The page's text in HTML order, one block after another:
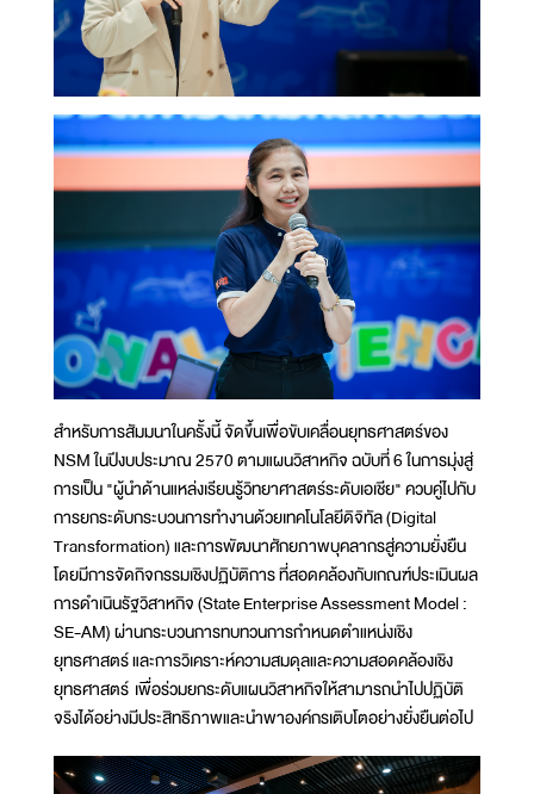
สำหรับการสัมมนาในครั้งนี้ จัดขึ้นเพื่อขับเคลื่อนยุทธศาสตร์ของ
NSM ในปีงบประมาณ 2570 ตามแผนวิสาหกิจ ฉบับที่ 6 ในการมุ่งสู่
การเป็น "ผู้นำด้านแหล่งเรียนรู้วิทยาศาสตร์ระดับเอเชีย" ควบคู่ไปกับ
การยกระดับกระบวนการทำงานด้วยเทคโนโลยีดิจิทัล (Digital
Transformation) และการพัฒนาศักยภาพบุคลากรสู่ความยั่งยืน
โดยมีการจัดกิจกรรมเชิงปฏิบัติการ ที่สอดคล้องกับเกณฑ์ประเมินผล
การดำเนินรัฐวิสาหกิจ (State Enterprise Assessment Model :
SE-AM) ผ่านกระบวนการทบทวนการกำหนดตำแหน่งเชิง
ยุทธศาสตร์ และการวิเคราะห์ความสมดุลและความสอดคล้องเชิง
ยุทธศาสตร์ เพื่อร่วมยกระดับแผนวิสาหกิจให้สามารถนำไปปฏิบัติ
จริงได้อย่างมีประสิทธิภาพและนำพาองค์กรเติบโตอย่างยั่งยืนต่อไป